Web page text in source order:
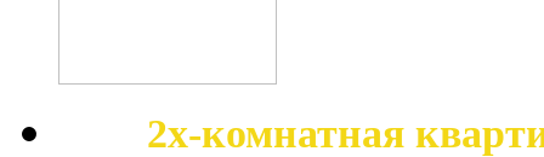
2х-комнатная